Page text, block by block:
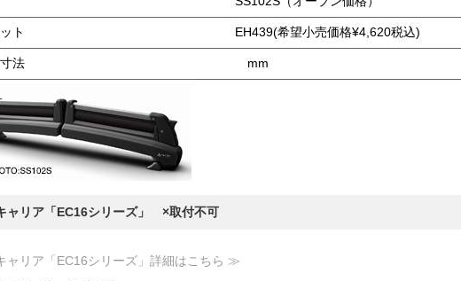
ト EH439(希望小売価格¥4,620税込)
法 mm
ャリア「EC16シリーズ」 ×取付不可
ャリア「EC16シリーズ」詳細はこちら ≫